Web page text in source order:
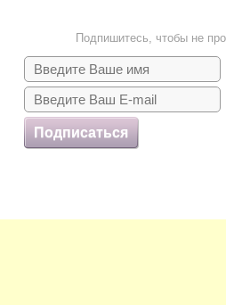
Подпишитесь, чтобы не
Подписаться